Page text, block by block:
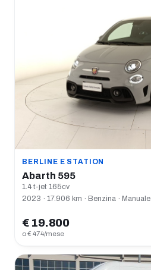
BERLINE E STATION
Abarth 595
1.4 t-jet 165cv
2023 · 17.906 km · Benzina · Manuale
€ 19.800
o € 474/mese